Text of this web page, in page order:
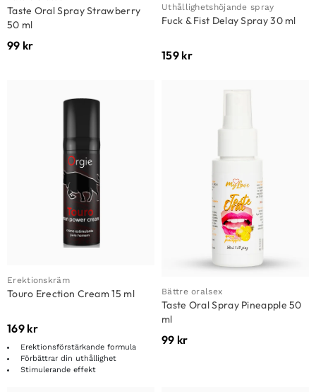
Taste Oral Spray Strawberry
50 ml
99 kr
Uthållighetshöjande spray
Fuck & Fist Delay Spray 30 ml
159 kr
Erektionskräm
Touro Erection Cream 15 ml
169 kr
Erektionsförstärkande formula
Förbättrar din uthållighet
Stimulerande effekt
Bättre oralsex
Taste Oral Spray Pineapple 50
ml
99 kr